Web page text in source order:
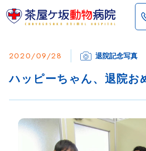
2020/09/28 退院記念写真
ハッピーちゃん、退院お